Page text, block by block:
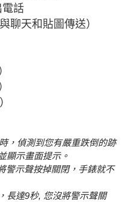
電話
聊天和貼圖傳送）
，偵測到您有嚴重跌倒的跡
顯示畫面提示。
警示聲按掉關閉，手錶就不
長達9秒, 您沒將警示聲關